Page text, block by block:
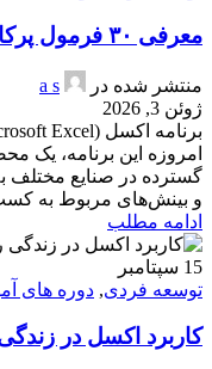
معرفی ۳۰ فرمول پرکاربرد در اکسل
منتشر شده در
a s
ژوئن 3, 2026
امروزه این برنامه، یک
گسترده در صنایع مختلف
و بینش‌های مربوط به
ادامه مطلب
15 سپتامبر
توسعه فردی, دوره های
کاربرد اکسل در